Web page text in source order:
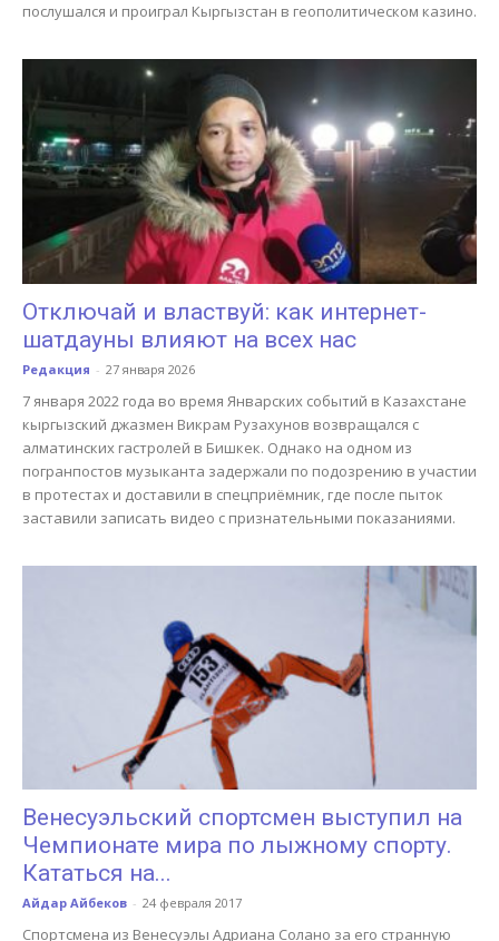
послушался и проиграл Кыргызстан в геополитическом казино.
Отключай и властвуй: как интернет-
шатдауны влияют на всех нас
Редакция - 27 января 2026
7 января 2022 года во время Январских событий в Казахстане
кыргызский джазмен Викрам Рузахунов возвращался с
алматинских гастролей в Бишкек. Однако на одном из
погранпостов музыканта задержали по подозрению в участии
в протестах и доставили в спецприёмник, где после пыток
заставили записать видео с признательными показаниями.
Венесуэльский спортсмен выступил на
Чемпионате мира по лыжному спорту.
Кататься на...
Айдар Айбеков - 24 февраля 2017
Спортсмена из Венесуэлы Адриана Солано за его странную